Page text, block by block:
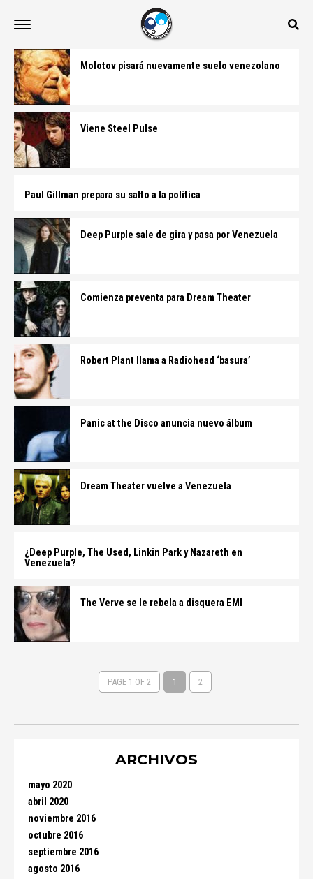
Molotov pisará nuevamente suelo venezolano
Viene Steel Pulse
Paul Gillman prepara su salto a la política
Deep Purple sale de gira y pasa por Venezuela
Comienza preventa para Dream Theater
Robert Plant llama a Radiohead ‘basura’
Panic at the Disco anuncia nuevo álbum
Dream Theater vuelve a Venezuela
¿Deep Purple, The Used, Linkin Park y Nazareth en
Venezuela?
The Verve se le rebela a disquera EMI
PAGE 1 OF 2 1 2
ARCHIVOS
mayo 2020
abril 2020
noviembre 2016
octubre 2016
septiembre 2016
agosto 2016